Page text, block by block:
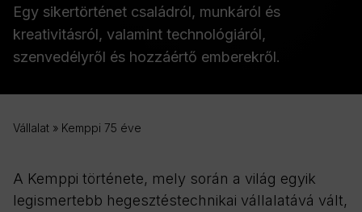
Egy sikertörténet családról, munkáról és
kreativitásról, valamint technológiáról,
szenvedélyről és hozzáértő emberekről.
Vállalat » Kemppi 75 éve
A Kemppi története, mely során a világ egyik
legismertebb hegesztéstechnikai vállalatává vált,